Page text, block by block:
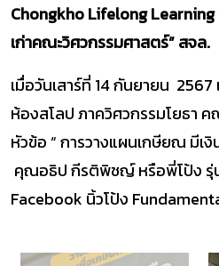
Chongkho Lifelong Learning
เก่าคณะวิศวกรรมศาสตร์” สจล.
เมื่อวันเสาร์ที่ 14 กันยายน
ห้องสโลป ภาควิศวกรรมโยธา
หัวข้อ “ การวางแผนเกษียณ มีเ
คุณอธิป กีรติพิชญ์ หรือพี่โป้ง รุ่น
Facebook นิ้วโป้ง